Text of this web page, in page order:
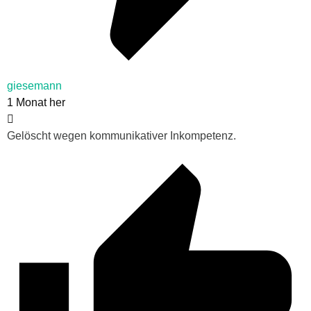
giesemann
1 Monat her
Gelöscht wegen kommunikativer Inkompetenz.